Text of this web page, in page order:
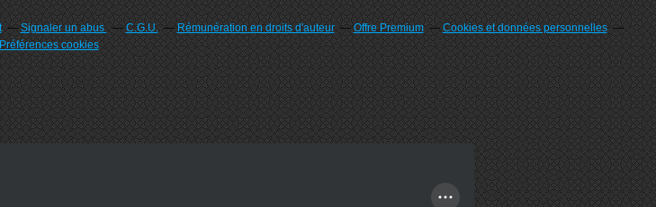
Signaler un abus C.G.U. Rémunération en droits d'auteur Offre Premium
Cookies et données personnelles
cookies